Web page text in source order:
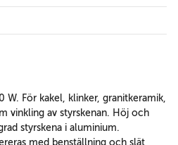
W. För kakel, klinker, granitkeramik,
vinkling av styrskenan. Höj och
styrskena i aluminium.
med benställning och slät